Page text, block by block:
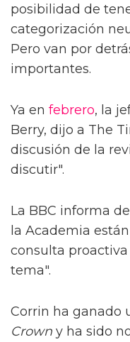
posibilidad de
categorización
Pero van por
importantes.
Ya en febrero, la
Berry, dijo a The
discusión de la
discutir".
La BBC informa
la Academia
consulta
tema".
Corrin ha ganado
Crown y ha sido